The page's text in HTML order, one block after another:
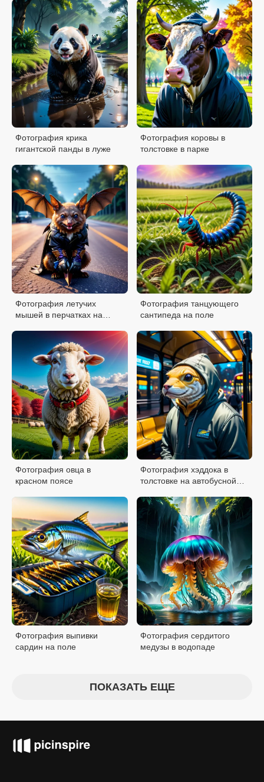
Фотография крика
гигантской панды в луже
Фотография коровы в
толстовке в парке
Фотография летучих
мышей в перчатках на
Фотография танцующего
сантипеда на поле
Фотография овца в
красном поясе
Фотография хэддока в
толстовке на автобусной
Фотография выпивки
сардин на поле
Фотография сердитого
медузы в водопаде
ПОКАЗАТЬ ЕЩЕ